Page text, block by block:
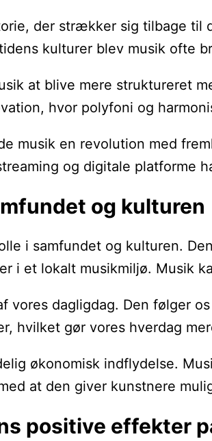
der strækker sig tilbage til
kulturer blev musik ofte
at blive mere struktureret
hvor polyfoni og
musik en revolution med
og digitale platforme
og kulturen
i samfundet og kulturen.
i et lokalt musikmiljø. Musik
vores dagligdag. Den følger
hvilket gør vores hverdag
økonomisk indflydelse.
at den giver kunstnere
positive effekter